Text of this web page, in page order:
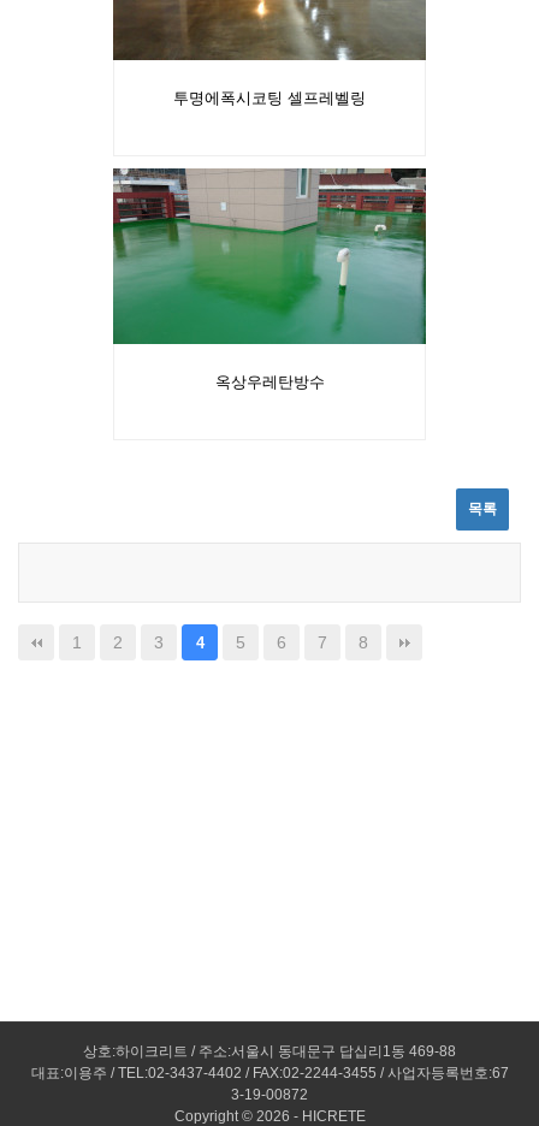
투명에폭시코팅 셀프레벨링
옥상우레탄방수
목록
1 2 3 4 5 6 7 8
상호:하이크리트 / 주소:서울시 동대문구 답십리1동 469-88
대표:이용주 / TEL:02-3437-4402 / FAX:02-2244-3455 / 사업자등록번호:67
3-19-00872
Copyright © 2026 - HICRETE